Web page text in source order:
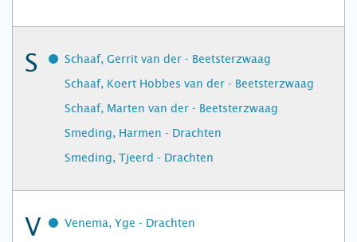
S
Schaaf, Gerrit van der - Beetsterzwaag
Schaaf, Koert Hobbes van der - Beetsterzwaag
Schaaf, Marten van der - Beetsterzwaag
Smeding, Harmen - Drachten
Smeding, Tjeerd - Drachten
V Venema, Yge - Drachten